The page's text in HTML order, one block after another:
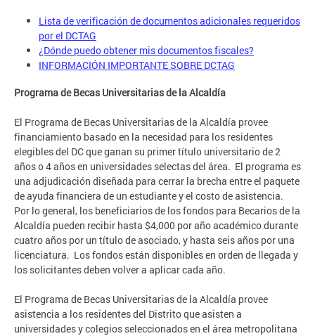
Lista de verificación de documentos adicionales requeridos
por el DCTAG
¿Dónde puedo obtener mis documentos fiscales?
INFORMACIÓN IMPORTANTE SOBRE DCTAG
Programa de Becas Universitarias de la Alcaldía
El Programa de Becas Universitarias de la Alcaldía provee
financiamiento basado en la necesidad para los residentes
elegibles del DC que ganan su primer título universitario de 2
años o 4 años en universidades selectas del área. El programa es
una adjudicación diseñada para cerrar la brecha entre el paquete
de ayuda financiera de un estudiante y el costo de asistencia.
Por lo general, los beneficiarios de los fondos para Becarios de la
Alcaldía pueden recibir hasta $4,000 por año académico durante
cuatro años por un título de asociado, y hasta seis años por una
licenciatura. Los fondos están disponibles en orden de llegada y
los solicitantes deben volver a aplicar cada año.
El Programa de Becas Universitarias de la Alcaldía provee
asistencia a los residentes del Distrito que asisten a
universidades y colegios seleccionados en el área metropolitana